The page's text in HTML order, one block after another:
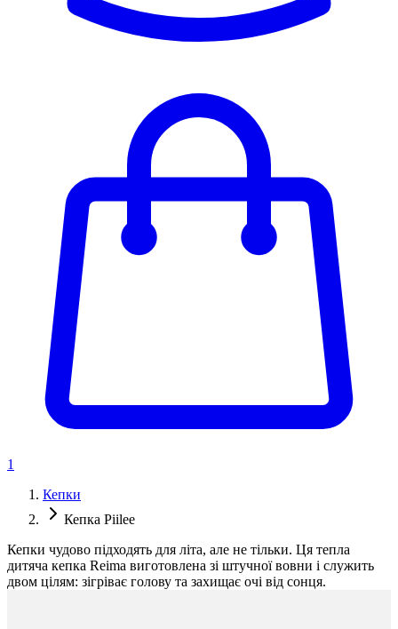
1
Кепки
Кепка Piilee
Кепки чудово підходять для літа, але не тільки. Ця тепла
дитяча кепка Reima виготовлена зі штучної вовни і служить
двом цілям: зігріває голову та захищає очі від сонця.